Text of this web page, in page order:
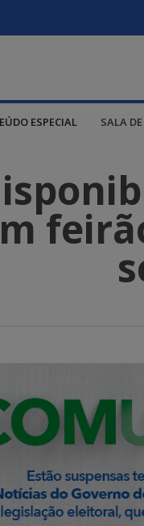
ESPECIAL SALA